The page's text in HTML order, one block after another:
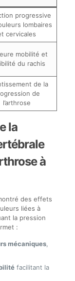
progressive
lombaires
cervicales
mobilité et
du rachis
de la
de
l’arthrose
la
à
des effets
liées à
la pression
:
mécaniques,
facilitant la